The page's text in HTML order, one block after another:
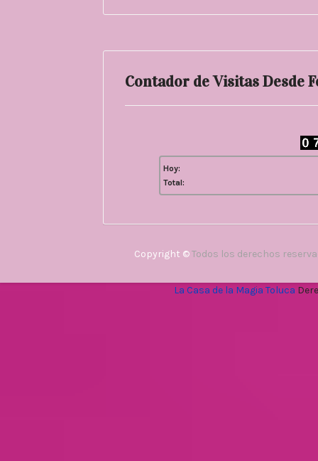
Contador de Visitas Desde
Hoy:
Total:
Copyright ©Todos los derechos
La Casa de la Magia Toluca